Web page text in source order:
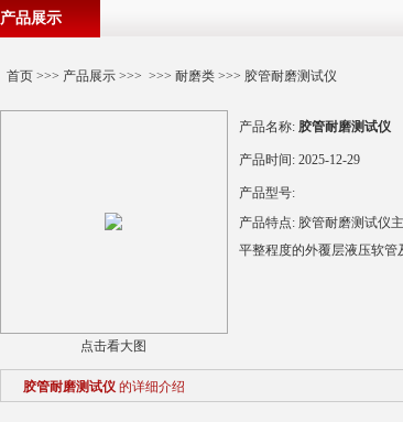
产品展示
首页>>> 产品展示>>> >>> 耐磨类>>> 胶管耐磨测试仪
点击看大图
产品名称: 胶管耐磨测试仪
产品时间: 2025-12-29
产品型号:
产品特点: 胶管耐磨测试仪
平整程度的外覆层液压软管
胶管耐磨测试仪 的详细介绍